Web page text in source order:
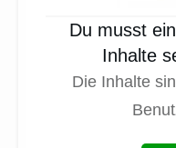
Du musst
Inhalte
Die Inhalte